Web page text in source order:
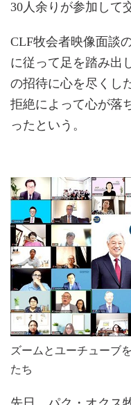
30人余りが参加して
CLF牧会者映像面談
に従って足を踏み出
の招待に心を尽くし
拒絶によって心が落
ったという。
ズームとユーチューブ
たち